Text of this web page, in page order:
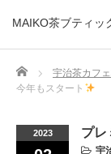
MAIKO茶ブティッ
Home 宇治茶カフ
今年もスタート
2023 プレ
宇